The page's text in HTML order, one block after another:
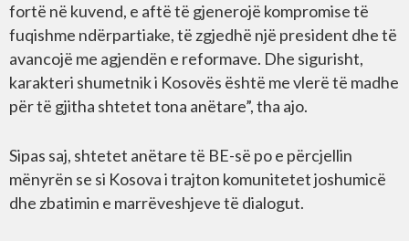
fortë në kuvend, e aftë të gjenerojë kompromise të
fuqishme ndërpartiake, të zgjedhë një president dhe të
avancojë me agjendën e reformave. Dhe sigurisht,
karakteri shumetnik i Kosovës është me vlerë të madhe
për të gjitha shtetet tona anëtare”, tha ajo.
Sipas saj, shtetet anëtare të BE-së po e përcjellin
mënyrën se si Kosova i trajton komunitetet joshumicë
dhe zbatimin e marrëveshjeve të dialogut.